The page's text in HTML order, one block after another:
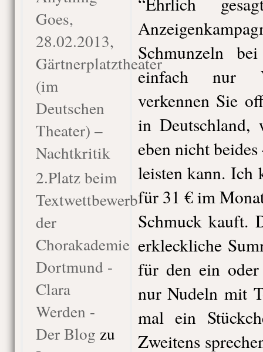
Goes,
28.02.2013,
Gärtnerplatztheater
(im
Deutschen
Theater) –
Nachtkritik
2.Platz beim
Textwettbewerb
der
Chorakademie
Dortmund -
Clara
Werden -
Der Blog zu
Schmunzeln
einfach nur
verkennen Sie
in
eben nicht
leisten kann. Ich
für 31 € im
Schmuck kauft.
erkleckliche
für den ein
nur Nudeln mit
mal ein
Zweitens